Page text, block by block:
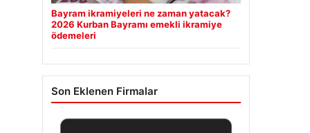
Bayram ikramiyeleri ne zaman yatacak?
2026 Kurban Bayramı emekli ikramiye
ödemeleri
Son Eklenen Firmalar